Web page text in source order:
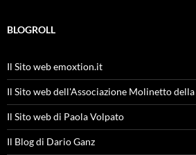
BLOGROLL
Il Sito web emoxtion.it
Il Sito web dell'Associazione Molinetto
Il Sito web di Paola Volpato
Il Blog di Dario Ganz